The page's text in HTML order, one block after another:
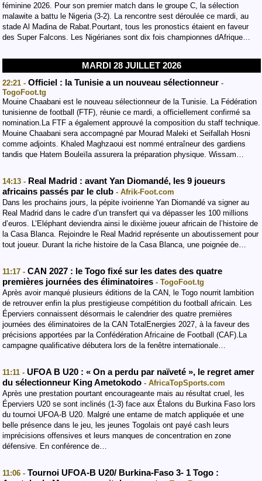
féminine 2026. Pour son premier match dans le groupe C, la sélection
malawite a battu le Nigeria (3-2). La rencontre sest déroulée ce mardi, au
stade Al Madina de Rabat.Pourtant, tous les pronostics étaient en faveur
des Super Falcons. Les Nigérianes sont dix fois championnes dAfrique…
MARDI 28 JUILLET 2026
22:21 - Officiel : la Tunisie a un nouveau sélectionneur -
TogoFoot.tg
Mouine Chaabani est le nouveau sélectionneur de la Tunisie. La Fédération
tunisienne de football (FTF), réunie ce mardi, a officiellement confirmé sa
nomination.La FTF a également approuvé la composition du staff technique.
Mouine Chaabani sera accompagné par Mourad Maleki et Seifallah Hosni
comme adjoints. Khaled Maghzaoui est nommé entraîneur des gardiens
tandis que Hatem Bouleïla assurera la préparation physique. Wissam…
14:13 - Real Madrid : avant Yan Diomandé, les 9 joueurs
africains passés par le club - Afrik-Foot.com
Dans les prochains jours, la pépite ivoirienne Yan Diomandé va signer au
Real Madrid dans le cadre d’un transfert qui va dépasser les 100 millions
d’euros. L’Eléphant deviendra ainsi le dixième joueur africain de l’histoire de
la Casa Blanca. Rejoindre le Real Madrid représente un aboutissement pour
tout joueur. Durant la riche histoire de la Casa Blanca, une poignée de…
11:17 - CAN 2027 : le Togo fixé sur les dates des quatre
premières journées des éliminatoires - TogoFoot.tg
Après avoir manqué plusieurs éditions de la CAN, le Togo nourrit lambition
de retrouver enfin la plus prestigieuse compétition du football africain. Les
Éperviers connaissent désormais le calendrier des quatre premières
journées des éliminatoires de la CAN TotalEnergies 2027, à la faveur des
précisions apportées par la Confédération Africaine de Football (CAF).La
campagne qualificative débutera lors de la fenêtre internationale…
11:11 - UFOA B U20 : « On a perdu par naïveté », le regret amer
du sélectionneur King Ametokodo - AfricaTopSports.com
​Après une prestation pourtant encourageante mais au résultat cruel, les
Éperviers U20 se sont inclinés (1-3) face aux Étalons du Burkina Faso lors
du tournoi UFOA-B U20. Malgré une entame de match appliquée et une
belle présence dans le jeu, les jeunes Togolais ont payé cash leurs
imprécisions offensives et leurs manques de concentration en zone
défensive. En conférence de…
11:06 - Tournoi UFOA-B U20/ Burkina-Faso 3- 1 Togo :